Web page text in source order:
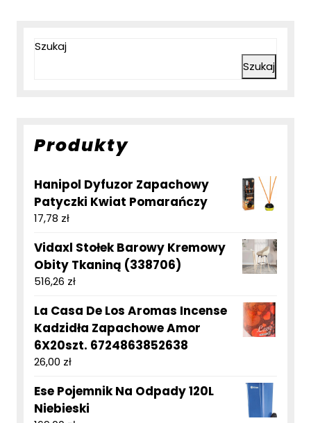
Szukaj
Szukaj
Produkty
Hanipol Dyfuzor Zapachowy
Patyczki Kwiat Pomarańczy
17,78 zł
Vidaxl Stołek Barowy Kremowy
Obity Tkaniną (338706)
516,26 zł
La Casa De Los Aromas Incense
Kadzidła Zapachowe Amor
6X20szt. 6724863852638
26,00 zł
Ese Pojemnik Na Odpady 120L
Niebieski